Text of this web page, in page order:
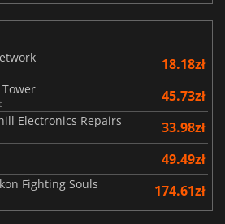
18.18zł
45.73zł
Electronics Repairs 33.98zł
49.49zł
Fighting Souls 174.61zł